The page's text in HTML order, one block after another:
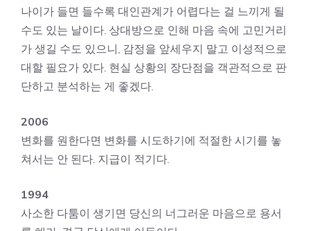
나이가 들면 들수록 대인관계가 어렵다는 걸 느끼게 될
수도 있는 날이다. 상대방으로 인해 마음 속에 고민거리
가 생길 수도 있으니, 감정을 앞세우지 말고 이성적으로
대할 필요가 있다. 현실 상황의 장단점을 객관적으로 판
단하고 분석하는 게 좋겠다.
2006
변화를 원한다면 변화를 시도하기에 적절한 시기를 놓
쳐서는 안 된다. 지급이 적기다.
1994
사소한 다툼이 생기면 당신의 너그러운 마음으로 용서